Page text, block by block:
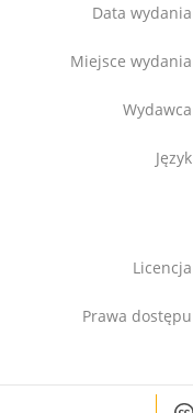
Data wydania
Miejsce wydania
Wydawca
Język
Licencja
Prawa dostępu